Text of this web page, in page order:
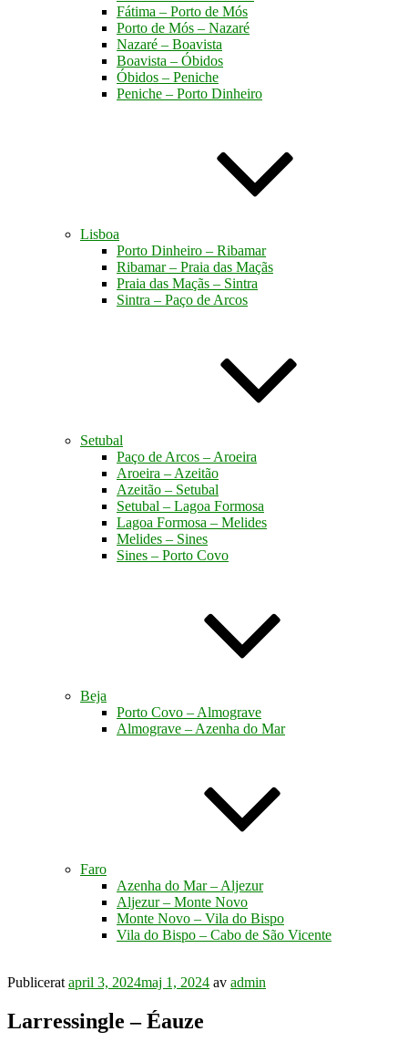
Fátima – Porto de Mós
Porto de Mós – Nazaré
Nazaré – Boavista
Boavista – Óbidos
Óbidos – Peniche
Peniche – Porto Dinheiro
Lisboa
Porto Dinheiro – Ribamar
Ribamar – Praia das Maçãs
Praia das Maçãs – Sintra
Sintra – Paço de Arcos
Setubal
Paço de Arcos – Aroeira
Aroeira – Azeitão
Azeitão – Setubal
Setubal – Lagoa Formosa
Lagoa Formosa – Melides
Melides – Sines
Sines – Porto Covo
Beja
Porto Covo – Almograve
Almograve – Azenha do Mar
Faro
Azenha do Mar – Aljezur
Aljezur – Monte Novo
Monte Novo – Vila do Bispo
Vila do Bispo – Cabo de São Vicente
Publicerat april 3, 2024maj 1, 2024 av admin
Larressingle – Éauze